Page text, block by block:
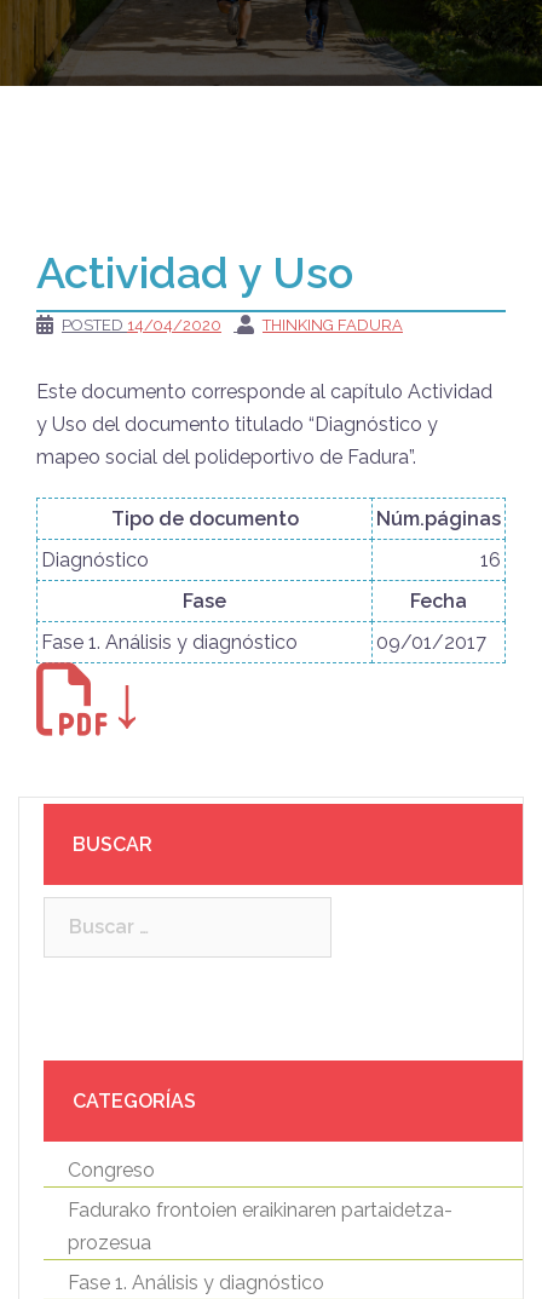
Actividad y Uso
POSTED 14/04/2020 THINKING FADURA
Este documento corresponde al capítulo Actividad
y Uso del documento titulado “Diagnóstico y
mapeo social del polideportivo de Fadura”.
Tipo de documento
Núm.páginas
Diagnóstico
16
Fase
Fecha
Fase 1. Análisis y diagnóstico
09/01/2017
↓
BUSCAR
CATEGORÍAS
Congreso
Fadurako frontoien eraikinaren partaidetza-
prozesua
Fase 1. Análisis y diagnóstico